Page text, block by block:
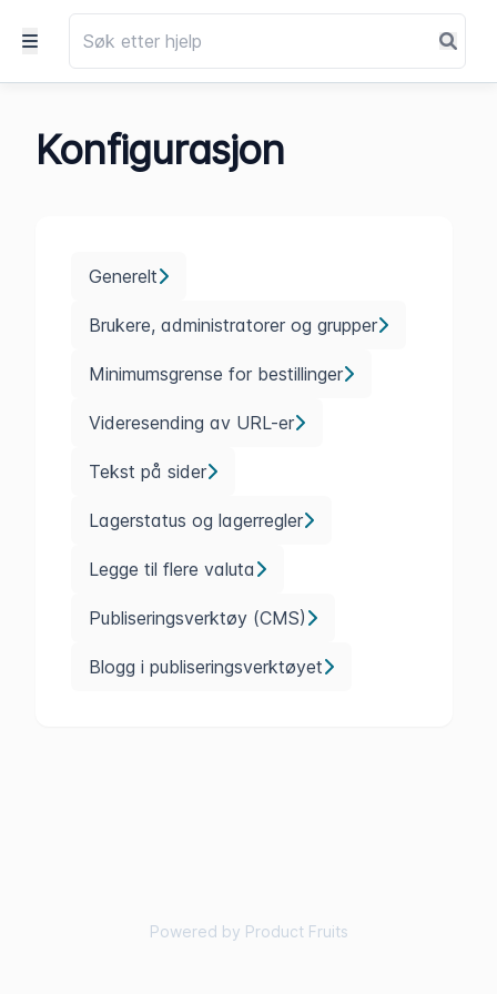
Konfigurasjon
Generelt
Brukere, administratorer og grupper
Minimumsgrense for bestillinger
Videresending av URL-er
Tekst på sider
Lagerstatus og lagerregler
Legge til flere valuta
Publiseringsverktøy (CMS)
Blogg i publiseringsverktøyet
Powered by Product Fruits